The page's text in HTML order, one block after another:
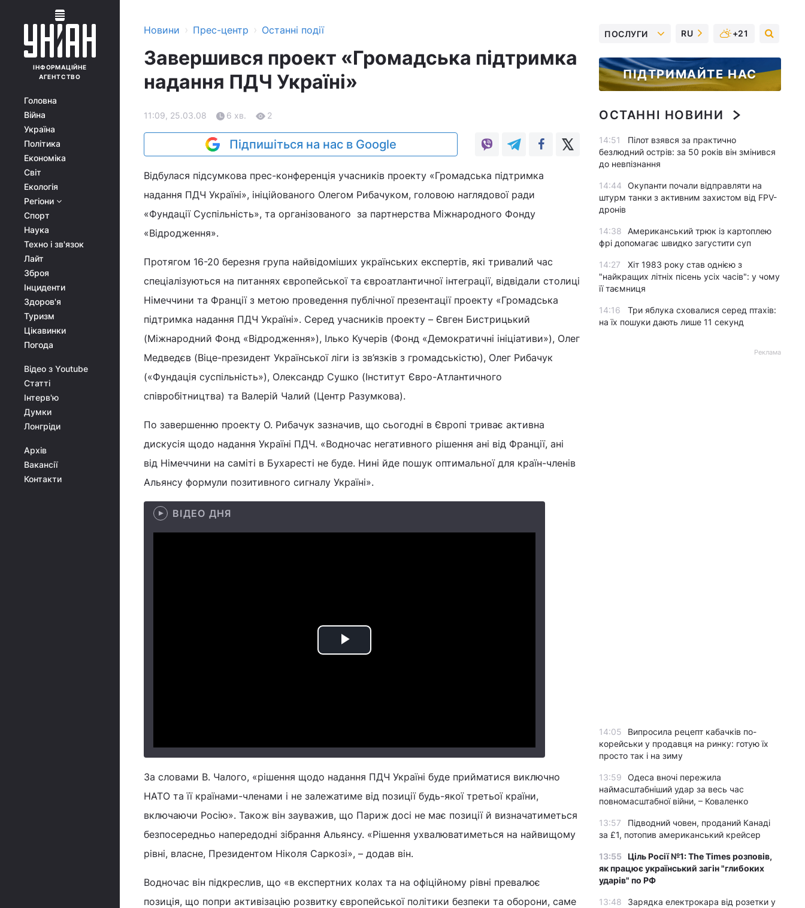
ІНФОРМАЦІЙНЕ
АГЕНТСТВО
Головна
Війна
Україна
Політика
Економіка
Світ
Екологія
Регіони
Спорт
Наука
Техно і зв'язок
Лайт
Зброя
Інциденти
Здоров'я
Туризм
Цікавинки
Погода
Відео з Youtube
Статті
Інтерв'ю
Думки
Лонгріди
Архів
Вакансії
Контакти
Новини › Прес-центр › Останні події
Завершився проект «Громадська підтримка
надання ПДЧ Україні»
11:09, 25.03.08 6 хв. 2
Підпишіться на нас в Google
Відбулася підсумкова прес-конференція учасників проекту «Громадська підтримка
надання ПДЧ Україні», ініційованого Олегом Рибачуком, головою наглядової ради
«Фундації Суспільність», та організованого за партнерства Міжнародного Фонду
«Відродження».
Протягом 16-20 березня група найвідоміших українських експертів, які тривалий час
спеціалізуються на питаннях європейської та євроатлантичної інтеграції, відвідали столиці
Німеччини та Франції з метою проведення публічної презентації проекту «Громадська
підтримка надання ПДЧ Україні». Серед учасників проекту – Євген Бистрицький
(Міжнародний Фонд «Відродження»), Ілько Кучерів (Фонд «Демократичні ініціативи»), Олег
Медведєв (Віце-президент Української ліги із зв’язків з громадськістю), Олег Рибачук
(«Фундація суспільність»), Олександр Сушко (Інститут Євро-Атлантичного
співробітництва) та Валерій Чалий (Центр Разумкова).
По завершенню проекту О. Рибачук зазначив, що сьогодні в Європі триває активна
дискусія щодо надання Україні ПДЧ. «Водночас негативного рішення ані від Франції, ані
від Німеччини на саміті в Бухаресті не буде. Нині йде пошук оптимальної для країн-членів
Альянсу формули позитивного сигналу Україні».
ВІДЕО ДНЯ
Play
За словами В. Чалого, «рішення щодо надання ПДЧ Україні буде прийматися виключно
НАТО та її країнами-членами і не залежатиме від позиції будь-якої третьої країни,
включаючи Росію». Також він зауважив, що Париж досі не має позиції й визначатиметься
безпосередньо напередодні зібрання Альянсу. «Рішення ухвалюватиметься на найвищому
рівні, власне, Президентом Ніколя Саркозі», – додав він.
Водночас він підкреслив, що «в експертних колах та на офіційному рівні превалює
позиція, що попри активізацію розвитку європейської політики безпеки та оборони, саме
ПОСЛУГИ RU +21
ПІДТРИМАЙТЕ НАС
ОСТАННІ НОВИНИ
14:51
Пілот взявся за практично
безлюдний острів: за 50 років він змінився
до невпізнання
14:44
Окупанти почали відправляти на
штурм танки з активним захистом від FPV-
дронів
14:38
Американський трюк із картоплею
фрі допомагає швидко загустити суп
14:27
Хіт 1983 року став однією з
"найкращих літніх пісень усіх часів": у чому
її таємниця
14:16
Три яблука сховалися серед птахів:
на їх пошуки дають лише 11 секунд
Реклама
14:05
Випросила рецепт кабачків по-
корейськи у продавця на ринку: готую їх
просто так і на зиму
13:59
Одеса вночі пережила
наймасштабніший удар за весь час
повномасштабної війни, – Коваленко
13:57
Підводний човен, проданий Канаді
за £1, потопив американський крейсер
13:55 Ціль Росії №1: The Times розповів,
як працює український загін "глибоких
ударів" по РФ
13:48
Зарядка електрокара від розетки у